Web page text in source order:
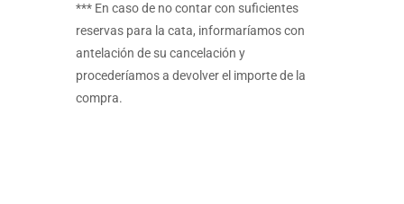
*** En caso de no contar con suficientes
reservas para la cata, informaríamos con
antelación de su cancelación y
procederíamos a devolver el importe de la
compra.